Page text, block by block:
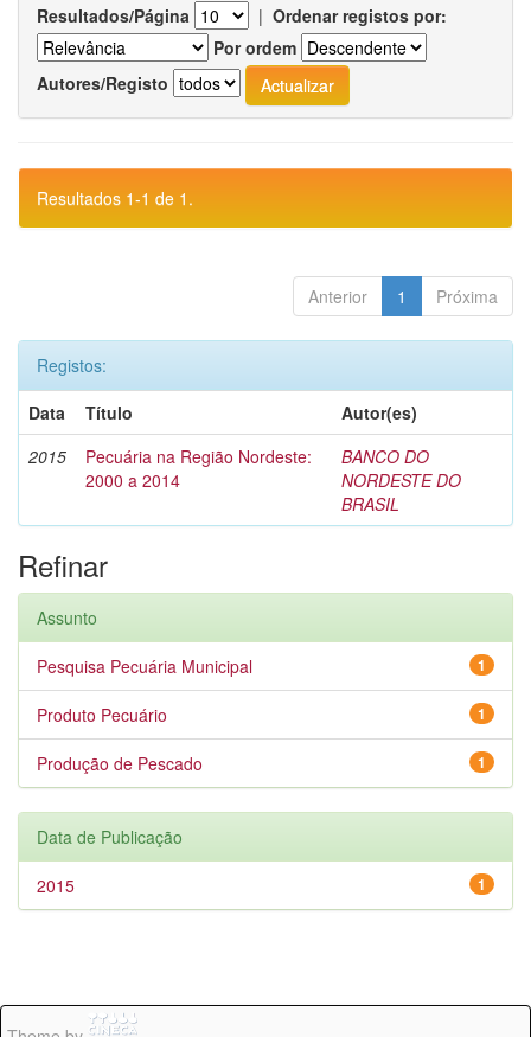
Resultados/Página | Ordenar registos por:
Por ordem
Autores/Registo
Resultados 1-1 de 1.
Anterior 1 Próxima
Registos:
Data
Título
Autor(es)
2015
Pecuária na Região Nordeste:
2000 a 2014
BANCO DO
NORDESTE DO
BRASIL
Refinar
Assunto
1
Pesquisa Pecuária Municipal
1
Produto Pecuário
1
Produção de Pescado
Data de Publicação
1
2015